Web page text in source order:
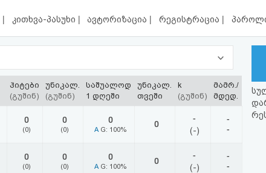
| კითხვა-პასუხი | ავტორიზაცია | რეგისტრაცია |
ჰიტები
(გუშინ)
უნიკალ.
(გუშინ)
საშუალოდ
1 დღეში
უნიკალ.
თვეში
k
(გუშინ)
მამრ./
მდედ.
0
(0)
0
(0)
0
A G: 100%
0
-
(-)
-
-
0
(0)
0
(0)
0
A G: 100%
0
-
(-)
-
-